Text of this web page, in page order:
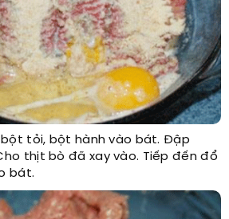
tỏi, bột hành vào bát. Đập
thịt bò đã xay vào. Tiếp đến đổ
bát.